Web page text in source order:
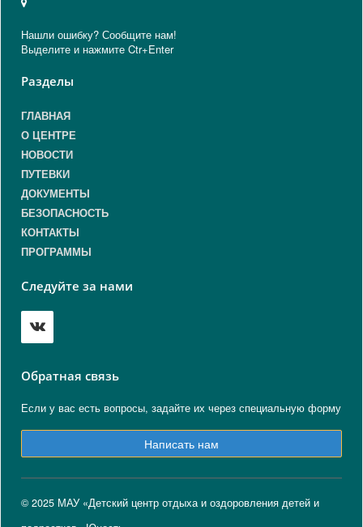
Нашли ошибку? Сообщите нам!
Выделите и нажмите Ctr+Enter
Разделы
ГЛАВНАЯ
О ЦЕНТРЕ
НОВОСТИ
ПУТЕВКИ
ДОКУМЕНТЫ
БЕЗОПАСНОСТЬ
КОНТАКТЫ
ПРОГРАММЫ
Следуйте за нами
Обратная связь
Если у вас есть вопросы, задайте их через специальную форму
Написать нам
© 2025 МАУ «Детский центр отдыха и оздоровления детей и